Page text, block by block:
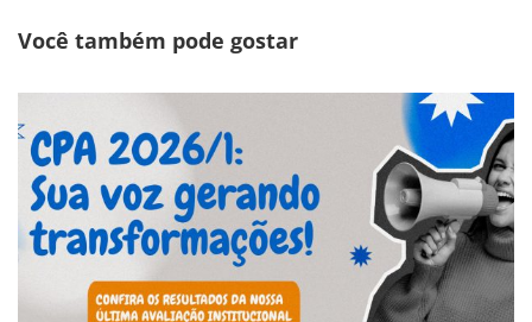
Você também pode gostar